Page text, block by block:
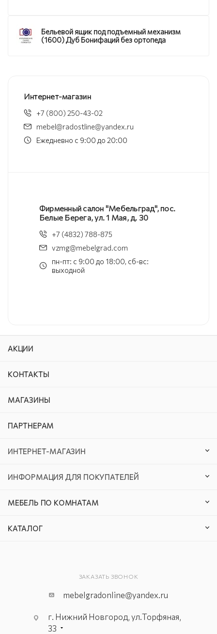
Бельевой ящик под подъемный механизм
(1600) Дуб Бонифаций без ортопеда
Интернет-магазин
+7 (800) 250-43-02
mebel@radostline@yandex.ru
Ежедневно с 9:00 до 20:00
Фирменный салон "Мебельград", пос.
Белые Берега, ул. 1 Мая, д. 30
+7 (4832) 788-875
vzmg@mebelgrad.com
пн-пт: с 9:00 до 18:00, сб-вс:
выходной
АКЦИИ
КОНТАКТЫ
МАГАЗИНЫ
ПАРТНЕРАМ
ИНТЕРНЕТ-МАГАЗИН
ИНФОРМАЦИЯ ДЛЯ ПОКУПАТЕЛЕЙ
МЕБЕЛЬ ПО КОМНАТАМ
КАТАЛОГ
ЗАКАЗАТЬ ЗВОНОК
mebelgradonline@yandex.ru
г. Нижний Новгород, ул.Торфяная,
33